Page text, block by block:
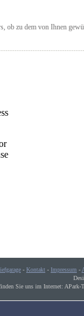
ob zu dem von Ihnen
- Kontakt - Impressum -
Sie uns im Internet: APark-